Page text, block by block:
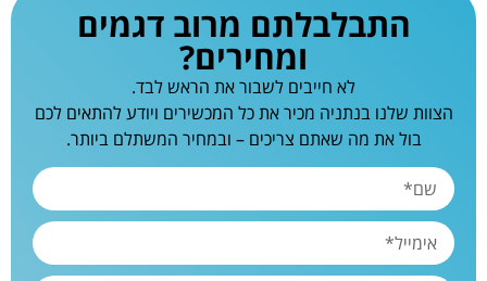
התבלבלתם מרוב דגמים
ומחירים?
לא חייבים לשבור את הראש לבד.
הצוות שלנו בנתניה מכיר את כל המכשירים ויודע להתאים לכם
בול את מה שאתם צריכים – ובמחיר המשתלם ביותר.